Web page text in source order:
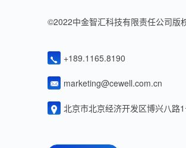
©2022中金智汇科技有限责任公司版
+189.1165.8190
marketing@cewell.com.cn
北京市北京经济开发区博兴八路